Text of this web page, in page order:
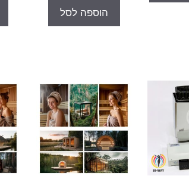
o
5
היה:
68.00 ₪.
הוספה לסל